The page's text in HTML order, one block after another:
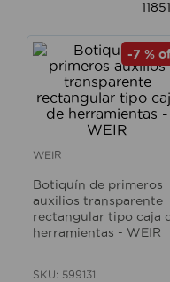
11851
-7 %
WEIR
Botiquín de primeros
auxilios transparente
rectangular tipo caja
herramientas - WEIR
SKU: 599131